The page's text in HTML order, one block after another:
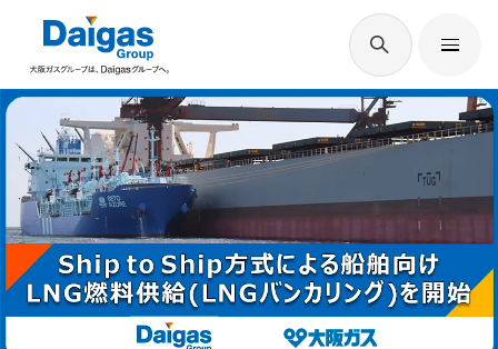
EN / JP
Daigasグループについて
Daigas STUDIO
社会貢献